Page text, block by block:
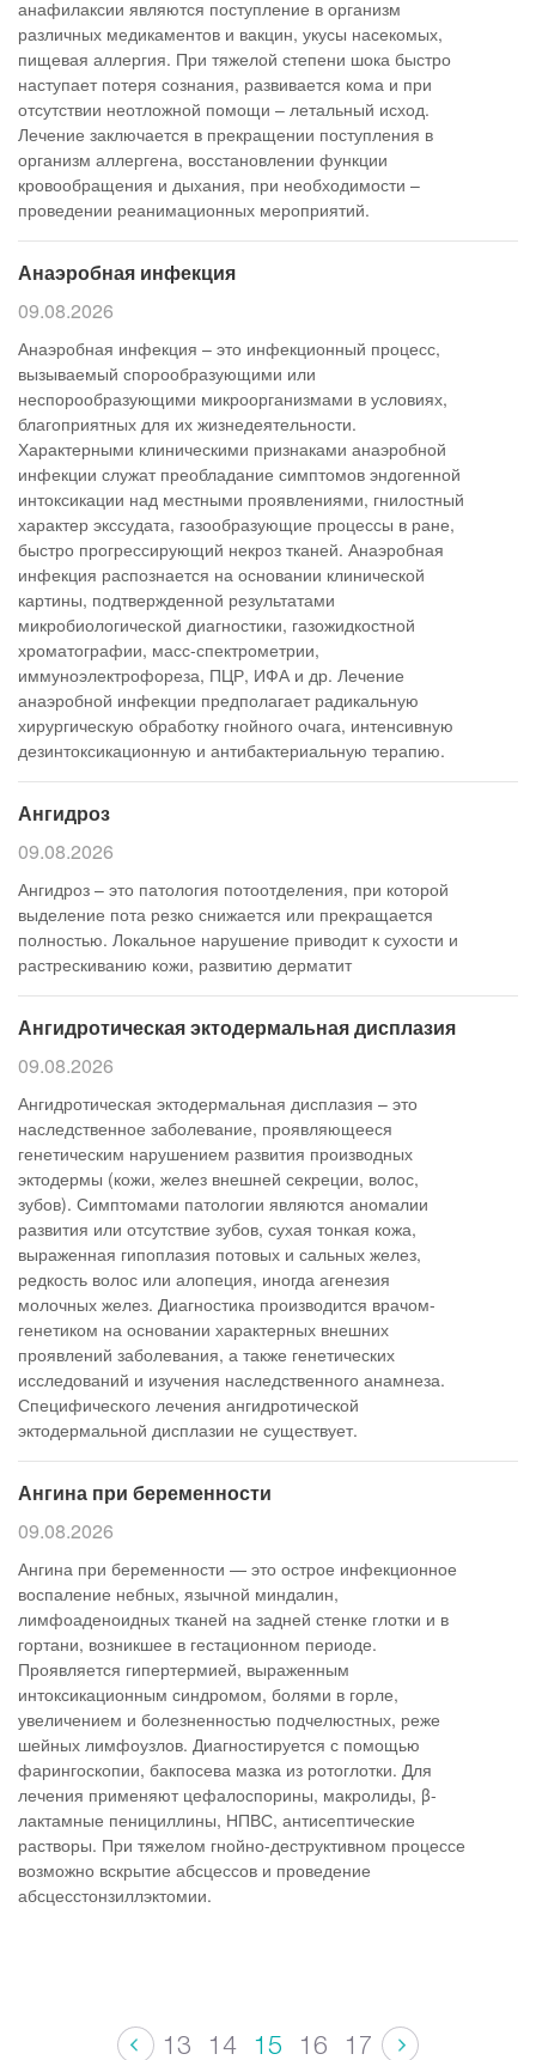
анафилаксии являются поступление в организм
различных медикаментов и вакцин, укусы насекомых,
пищевая аллергия. При тяжелой степени шока быстро
наступает потеря сознания, развивается кома и при
отсутствии неотложной помощи – летальный исход.
Лечение заключается в прекращении поступления в
организм аллергена, восстановлении функции
кровообращения и дыхания, при необходимости –
проведении реанимационных мероприятий.
Анаэробная инфекция
09.08.2026
Анаэробная инфекция – это инфекционный процесс,
вызываемый спорообразующими или
неспорообразующими микроорганизмами в условиях,
благоприятных для их жизнедеятельности.
Характерными клиническими признаками анаэробной
инфекции служат преобладание симптомов эндогенной
интоксикации над местными проявлениями, гнилостный
характер экссудата, газообразующие процессы в ране,
быстро прогрессирующий некроз тканей. Анаэробная
инфекция распознается на основании клинической
картины, подтвержденной результатами
микробиологической диагностики, газожидкостной
хроматографии, масс-спектрометрии,
иммуноэлектрофореза, ПЦР, ИФА и др. Лечение
анаэробной инфекции предполагает радикальную
хирургическую обработку гнойного очага, интенсивную
дезинтоксикационную и антибактериальную терапию.
Ангидроз
09.08.2026
Ангидроз – это патология потоотделения, при которой
выделение пота резко снижается или прекращается
полностью. Локальное нарушение приводит к сухости и
растрескиванию кожи, развитию дерматит
Ангидротическая эктодермальная дисплазия
09.08.2026
Ангидротическая эктодермальная дисплазия – это
наследственное заболевание, проявляющееся
генетическим нарушением развития производных
эктодермы (кожи, желез внешней секреции, волос,
зубов). Симптомами патологии являются аномалии
развития или отсутствие зубов, сухая тонкая кожа,
выраженная гипоплазия потовых и сальных желез,
редкость волос или алопеция, иногда агенезия
молочных желез. Диагностика производится врачом-
генетиком на основании характерных внешних
проявлений заболевания, а также генетических
исследований и изучения наследственного анамнеза.
Специфического лечения ангидротической
эктодермальной дисплазии не существует.
Ангина при беременности
09.08.2026
Ангина при беременности — это острое инфекционное
воспаление небных, язычной миндалин,
лимфоаденоидных тканей на задней стенке глотки и в
гортани, возникшее в гестационном периоде.
Проявляется гипертермией, выраженным
интоксикационным синдромом, болями в горле,
увеличением и болезненностью подчелюстных, реже
шейных лимфоузлов. Диагностируется с помощью
фарингоскопии, бакпосева мазка из ротоглотки. Для
лечения применяют цефалоспорины, макролиды, β-
лактамные пенициллины, НПВС, антисептические
растворы. При тяжелом гнойно-деструктивном процессе
возможно вскрытие абсцессов и проведение
абсцесстонзиллэктомии.
13 14 15 16 17